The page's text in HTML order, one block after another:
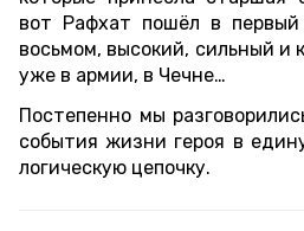
вот Рафхат пошёл в
восьмом, высокий, сильный и
уже в армии, в Чечне…
Постепенно мы
события жизни героя в
логическую цепочку.